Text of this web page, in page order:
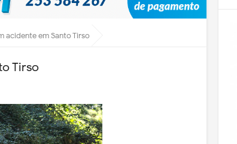
acidente em Santo Tirso
Tirso